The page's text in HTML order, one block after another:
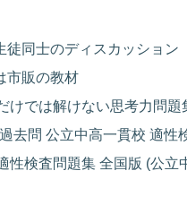
徒同士のディスカッション
市販の教材
けでは解けない思考力問
去問 公立中高一貫校 適性
性検査問題集 全国版 (公